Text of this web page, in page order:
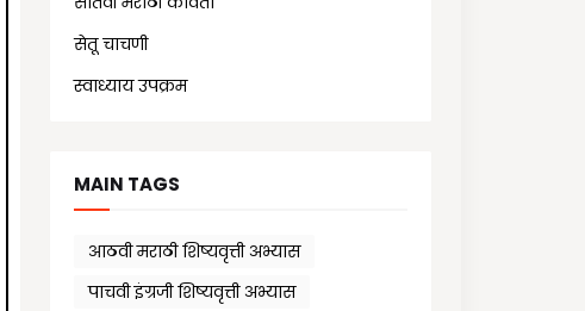
सेतू चाचणी
स्वाध्याय उपक्रम
MAIN TAGS
आठवी मराठी शिष्यवृत्ती अभ्यास
पाचवी इंग्रजी शिष्यवृत्ती अभ्यास